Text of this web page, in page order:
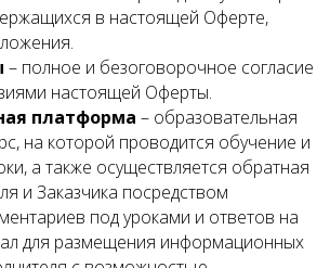
в настоящей Оферте,
– полное и безоговорочное согласие
настоящей Оферты.
платформа – образовательная
на которой проводится обучение и
а также осуществляется обратная
и Заказчика посредством
под уроками и ответов на
для размещения информационных